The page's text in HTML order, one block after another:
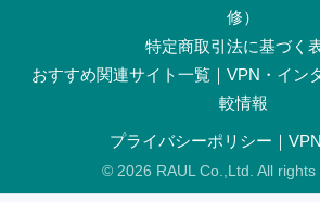
修）
特定商取引法に基づく
おすすめ関連サイト一覧｜VPN・イン
較情報
プライバシーポリシー｜
© 2026 RAUL Co.,Ltd. All rights